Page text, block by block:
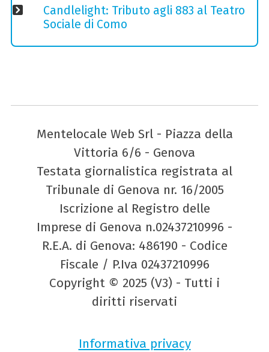
Candlelight: Tributo agli 883 al Teatro
Sociale di Como
Mentelocale Web Srl - Piazza della
Vittoria 6/6 - Genova
Testata giornalistica registrata al
Tribunale di Genova nr. 16/2005
Iscrizione al Registro delle
Imprese di Genova n.02437210996 -
R.E.A. di Genova: 486190 - Codice
Fiscale / P.Iva 02437210996
Copyright © 2025 (V3) - Tutti i
diritti riservati
Informativa privacy